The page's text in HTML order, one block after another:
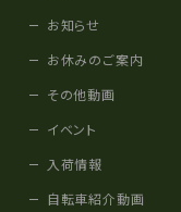
お知らせ
お休みのご案内
その他動画
イベント
入荷情報
自転車紹介動画